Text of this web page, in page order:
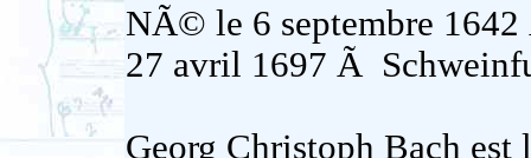
NÃ© le 6 septembre
27 avril 1697 Ã
Georg Christoph Bach